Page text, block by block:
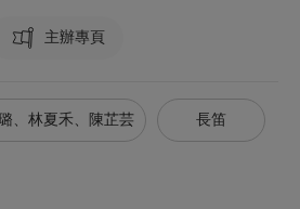
主辦專頁
、林夏禾、陳芷芸 長笛